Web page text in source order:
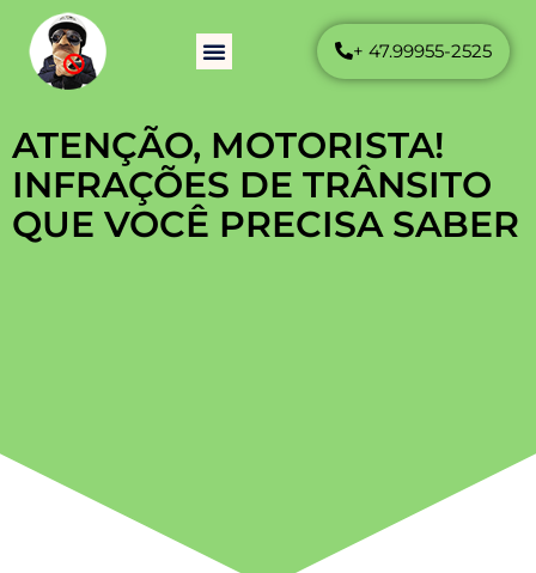
+ 47.99955-2525
ATENÇÃO, MOTORISTA!
INFRAÇÕES DE TRÂNSITO
QUE VOCÊ PRECISA SABER